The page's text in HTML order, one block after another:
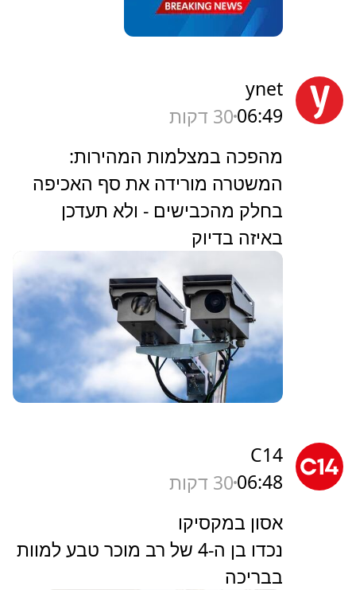
ynet
06:4930 דקות
מהפכה במצלמות המהירות:
המשטרה מורידה את סף האכיפה
בחלק מהכבישים - ולא תעדכן
באיזה בדיוק
C14
06:4830 דקות
אסון במקסיקו
נכדו בן ה-4 של רב מוכר טבע למוות
בבריכה